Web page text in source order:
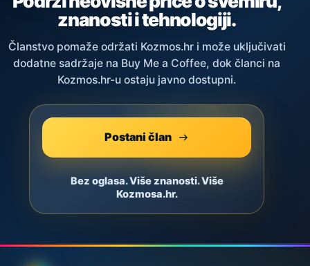
znanosti i tehnologiji.
Članstvo pomaže održati Kozmos.hr i može uključivati
dodatne sadržaje na Buy Me a Coffee, dok članci na
Kozmos.hr-u ostaju javno dostupni.
Postani član
Bez oglasa. Više znanosti. Više
Kozmosa.hr.